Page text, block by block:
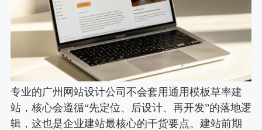
专业的广州网站设计公司不会套用通用模板草率建
站，核心会遵循“先定位、后设计、再开发”的落地逻
辑，这也是企业建站最核心的干货要点。建站前期